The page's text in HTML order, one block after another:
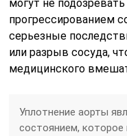
могут не
прогрессированием
серьезные
или разрыв сосуда,
медицинского
Уплотнение аорты
состоянием,